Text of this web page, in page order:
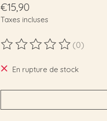
€15,90
Taxes incluses
Ce produit est évalué à
(0)
En rupture de stock